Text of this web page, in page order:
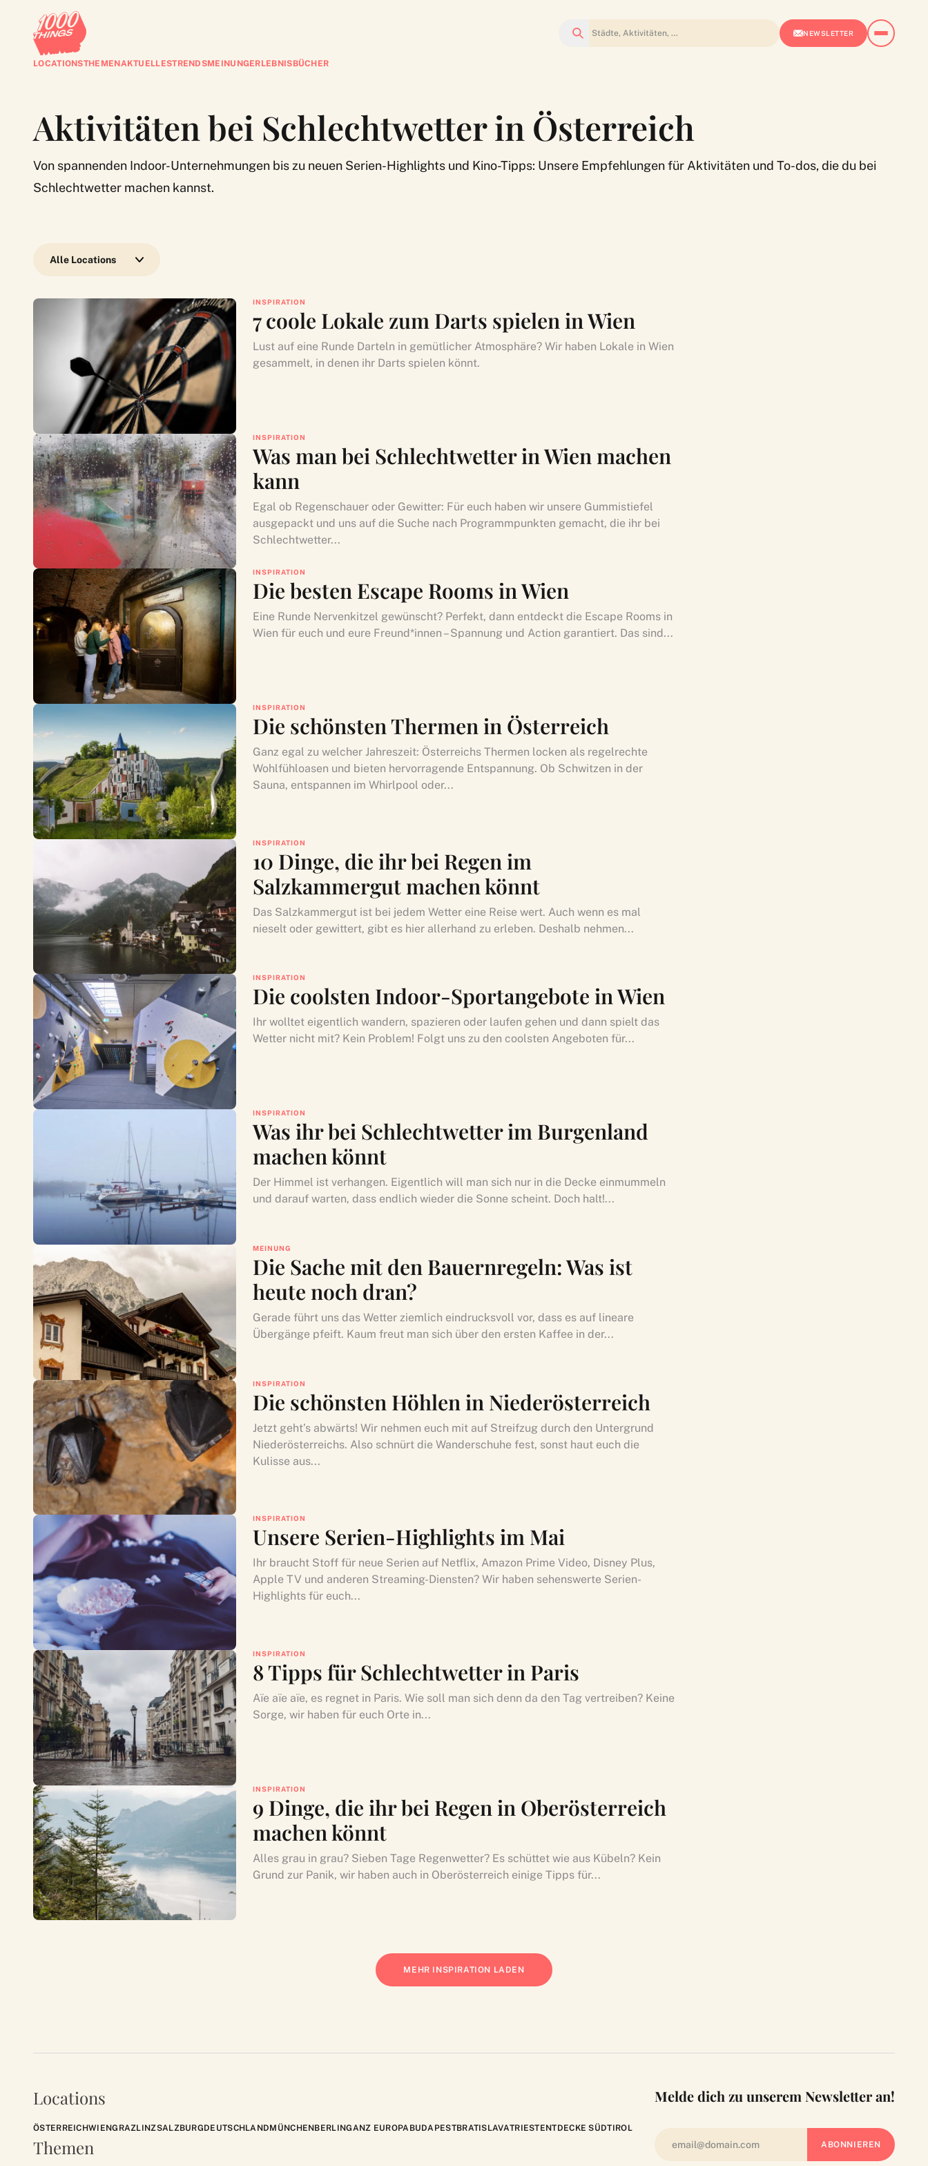
Suchen NEWSLETTER
LOCATIONSTHEMENAKTUELLESTRENDSMEINUNGERLEBNISBÜCHER
Aktivitäten bei Schlechtwetter in Österreich
Von spannenden Indoor-Unternehmungen bis zu neuen Serien-Highlights und Kino-Tipps: Unsere Empfehlungen für Aktivitäten und To-dos, die du bei
Schlechtwetter machen kannst.
INSPIRATION
7 coole Lokale zum Darts spielen in Wien
Lust auf eine Runde Darteln in gemütlicher Atmosphäre? Wir haben Lokale in Wien
gesammelt, in denen ihr Darts spielen könnt.
INSPIRATION
Was man bei Schlechtwetter in Wien machen
kann
Egal ob Regenschauer oder Gewitter: Für euch haben wir unsere Gummistiefel
ausgepackt und uns auf die Suche nach Programmpunkten gemacht, die ihr bei
Schlechtwetter...
INSPIRATION
Die besten Escape Rooms in Wien
Eine Runde Nervenkitzel gewünscht? Perfekt, dann entdeckt die Escape Rooms in
Wien für euch und eure Freund*innen – Spannung und Action garantiert. Das sind...
INSPIRATION
Die schönsten Thermen in Österreich
Ganz egal zu welcher Jahreszeit: Österreichs Thermen locken als regelrechte
Wohlfühloasen und bieten hervorragende Entspannung. Ob Schwitzen in der
Sauna, entspannen im Whirlpool oder...
INSPIRATION
10 Dinge, die ihr bei Regen im
Salzkammergut machen könnt
Das Salzkammergut ist bei jedem Wetter eine Reise wert. Auch wenn es mal
nieselt oder gewittert, gibt es hier allerhand zu erleben. Deshalb nehmen...
INSPIRATION
Die coolsten Indoor-Sportangebote in Wien
Ihr wolltet eigentlich wandern, spazieren oder laufen gehen und dann spielt das
Wetter nicht mit? Kein Problem! Folgt uns zu den coolsten Angeboten für...
INSPIRATION
Was ihr bei Schlechtwetter im Burgenland
machen könnt
Der Himmel ist verhangen. Eigentlich will man sich nur in die Decke einmummeln
und darauf warten, dass endlich wieder die Sonne scheint. Doch halt!...
MEINUNG
Die Sache mit den Bauernregeln: Was ist
heute noch dran?
Gerade führt uns das Wetter ziemlich eindrucksvoll vor, dass es auf lineare
Übergänge pfeift. Kaum freut man sich über den ersten Kaffee in der...
INSPIRATION
Die schönsten Höhlen in Niederösterreich
Jetzt geht’s abwärts! Wir nehmen euch mit auf Streifzug durch den Untergrund
Niederösterreichs. Also schnürt die Wanderschuhe fest, sonst haut euch die
Kulisse aus...
INSPIRATION
Unsere Serien-Highlights im Mai
Ihr braucht Stoff für neue Serien auf Netflix, Amazon Prime Video, Disney Plus,
Apple TV und anderen Streaming-Diensten? Wir haben sehenswerte Serien-
Highlights für euch...
INSPIRATION
8 Tipps für Schlechtwetter in Paris
Aïe aïe aïe, es regnet in Paris. Wie soll man sich denn da den Tag vertreiben? Keine
Sorge, wir haben für euch Orte in...
INSPIRATION
9 Dinge, die ihr bei Regen in Oberösterreich
machen könnt
Alles grau in grau? Sieben Tage Regenwetter? Es schüttet wie aus Kübeln? Kein
Grund zur Panik, wir haben auch in Oberösterreich einige Tipps für...
MEHR INSPIRATION LADEN
Locations
ÖSTERREICHWIENGRAZLINZSALZBURGDEUTSCHLANDMÜNCHENBERLINGANZ EUROPA BUDAPESTBRATISLAVATRIESTENTDECKE SÜDTIROL
Themen
Melde dich zu unserem Newsletter an!